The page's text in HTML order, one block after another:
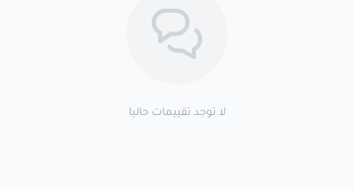
لا توجد تقييمات حاليا